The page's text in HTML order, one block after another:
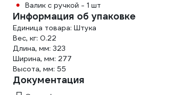
Валик с ручкой - 1 шт
Информация об упаковке
Единица товара: Штука
Вес, кг: 0.22
Длина, мм: 323
Ширина, мм: 277
Высота, мм: 55
Документация